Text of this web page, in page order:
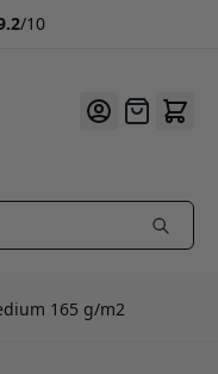
/10
Offerte
165 g/m2